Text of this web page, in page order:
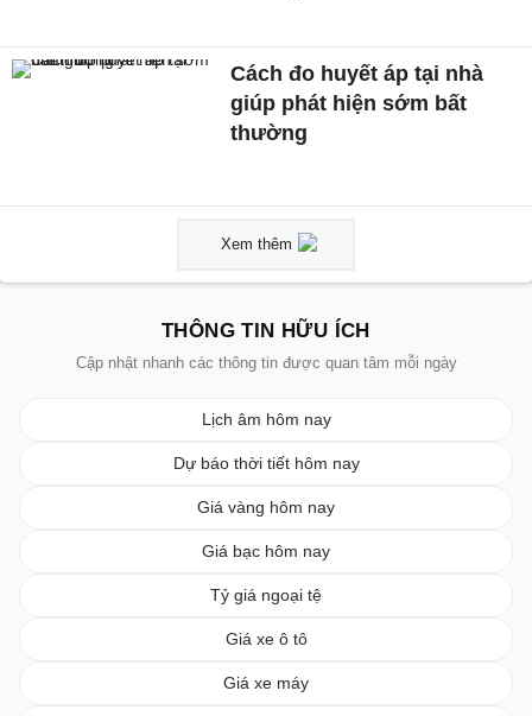
Cách đo huyết áp tại nhà
giúp phát hiện sớm bất
thường
Xem thêm
THÔNG TIN HỮU ÍCH
Cập nhật nhanh các thông tin được quan tâm mỗi ngày
Lịch âm hôm nay
Dự báo thời tiết hôm nay
Giá vàng hôm nay
Giá bạc hôm nay
Tỷ giá ngoại tệ
Giá xe ô tô
Giá xe máy